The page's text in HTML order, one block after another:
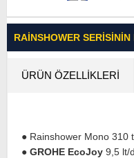
RAINSHOWER
ÜRÜN ÖZELLIKLERI
● Rainshower Mono 310
● GROHE EcoJoy 9,5 lt/